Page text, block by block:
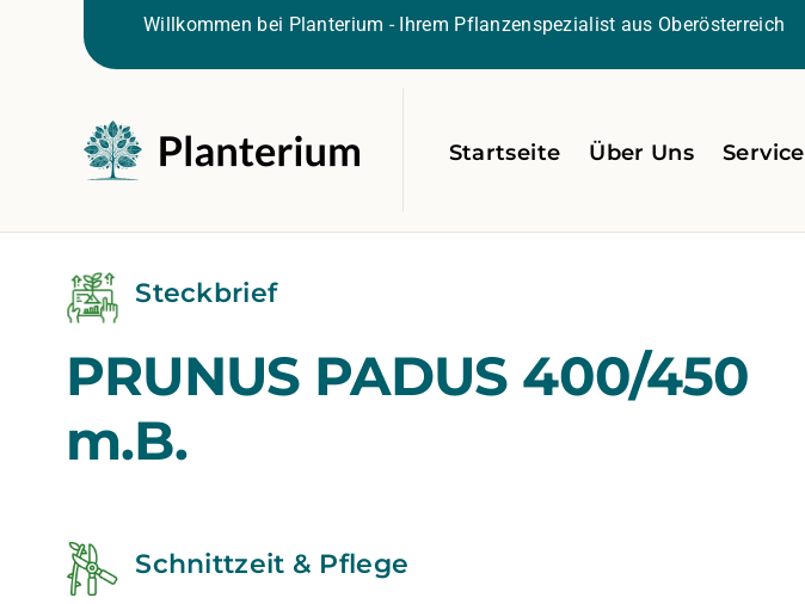
Willkommen bei Planterium - Ihrem Pflanzenspezialist aus Oberösterreich
Startseite Über Uns Service
Steckbrief
PRUNUS PADUS 400/450
m.B.
Schnittzeit & Pflege